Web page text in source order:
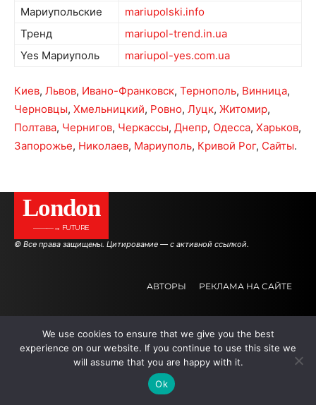
Мариупольские
mariupolski.info
Тренд
mariupol-trend.in.ua
Yes Мариуполь
mariupol-yes.com.ua
Киев, Львов, Ивано-Франковск, Тернополь, Винница,
Черновцы, Хмельницкий, Ровно, Луцк, Житомир,
Полтава, Чернигов, Черкассы, Днепр, Одесса, Харьков,
Запорожье, Николаев, Мариуполь, Кривой Рог, Сайты.
London
———→ FUTURE
© Все права защищены. Цитирование — с активной ссылкой.
АВТОРЫ РЕКЛАМА НА САЙТЕ
We use cookies to ensure that we give you the best
experience on our website. If you continue to use this site we
will assume that you are happy with it.
Ok